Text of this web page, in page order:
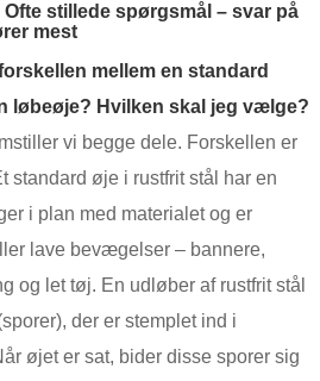
Ofte stillede spørgsmål – svar på
mest
mellem en standard
løbeøje? Hvilken skal jeg vælge?
vi begge dele. Forskellen er
standard øje i rustfrit stål har en
i plan med materialet og er
lave bevægelser – bannere,
og let tøj. En udløber af rustfrit stål
der er stemplet ind i
øjet er sat, bider disse sporer sig